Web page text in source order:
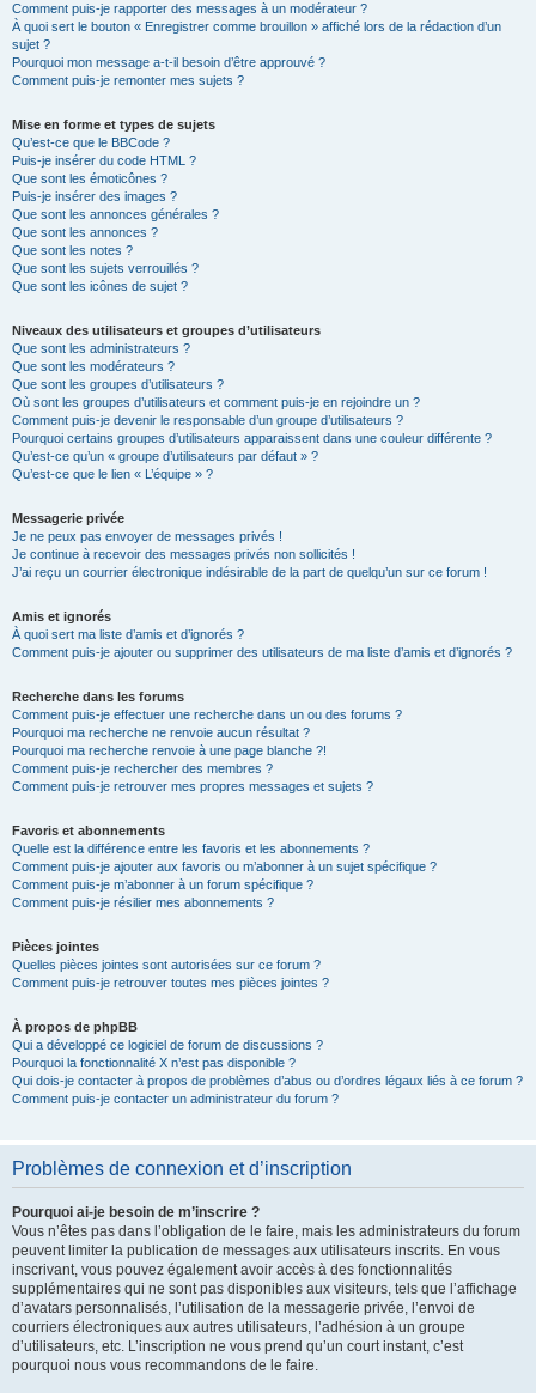
Comment puis-je rapporter des messages à un modérateur ?
À quoi sert le bouton « Enregistrer comme brouillon » affiché lors de la rédaction d’un
sujet ?
Pourquoi mon message a-t-il besoin d’être approuvé ?
Comment puis-je remonter mes sujets ?
Mise en forme et types de sujets
Qu’est-ce que le BBCode ?
Puis-je insérer du code HTML ?
Que sont les émoticônes ?
Puis-je insérer des images ?
Que sont les annonces générales ?
Que sont les annonces ?
Que sont les notes ?
Que sont les sujets verrouillés ?
Que sont les icônes de sujet ?
Niveaux des utilisateurs et groupes d’utilisateurs
Que sont les administrateurs ?
Que sont les modérateurs ?
Que sont les groupes d’utilisateurs ?
Où sont les groupes d’utilisateurs et comment puis-je en rejoindre un ?
Comment puis-je devenir le responsable d’un groupe d’utilisateurs ?
Pourquoi certains groupes d’utilisateurs apparaissent dans une couleur différente ?
Qu’est-ce qu’un « groupe d’utilisateurs par défaut » ?
Qu’est-ce que le lien « L’équipe » ?
Messagerie privée
Je ne peux pas envoyer de messages privés !
Je continue à recevoir des messages privés non sollicités !
J’ai reçu un courrier électronique indésirable de la part de quelqu’un sur ce forum !
Amis et ignorés
À quoi sert ma liste d’amis et d’ignorés ?
Comment puis-je ajouter ou supprimer des utilisateurs de ma liste d’amis et d’ignorés ?
Recherche dans les forums
Comment puis-je effectuer une recherche dans un ou des forums ?
Pourquoi ma recherche ne renvoie aucun résultat ?
Pourquoi ma recherche renvoie à une page blanche ?!
Comment puis-je rechercher des membres ?
Comment puis-je retrouver mes propres messages et sujets ?
Favoris et abonnements
Quelle est la différence entre les favoris et les abonnements ?
Comment puis-je ajouter aux favoris ou m’abonner à un sujet spécifique ?
Comment puis-je m’abonner à un forum spécifique ?
Comment puis-je résilier mes abonnements ?
Pièces jointes
Quelles pièces jointes sont autorisées sur ce forum ?
Comment puis-je retrouver toutes mes pièces jointes ?
À propos de phpBB
Qui a développé ce logiciel de forum de discussions ?
Pourquoi la fonctionnalité X n’est pas disponible ?
Qui dois-je contacter à propos de problèmes d’abus ou d’ordres légaux liés à ce forum ?
Comment puis-je contacter un administrateur du forum ?
Problèmes de connexion et d’inscription
Pourquoi ai-je besoin de m’inscrire ?
Vous n’êtes pas dans l’obligation de le faire, mais les administrateurs du forum
peuvent limiter la publication de messages aux utilisateurs inscrits. En vous
inscrivant, vous pouvez également avoir accès à des fonctionnalités
supplémentaires qui ne sont pas disponibles aux visiteurs, tels que l’affichage
d’avatars personnalisés, l’utilisation de la messagerie privée, l’envoi de
courriers électroniques aux autres utilisateurs, l’adhésion à un groupe
d’utilisateurs, etc. L’inscription ne vous prend qu’un court instant, c’est
pourquoi nous vous recommandons de le faire.